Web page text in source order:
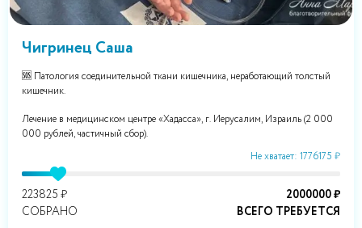
Чигринец Саша
🆘 Патология соединительной ткани кишечника, неработающий толстый
кишечник.
Лечение в медицинском центре «Хадасса», г. Иерусалим, Израиль (2 000
000 рублей, частичный сбор).
Не хватает: 1776175 ₽
223825 ₽
СОБРАНО
2000000 ₽
ВСЕГО ТРЕБУЕТСЯ